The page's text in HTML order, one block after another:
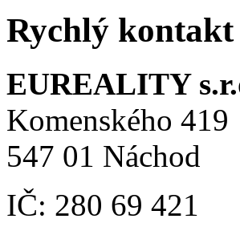
Rychlý kontakt
EUREALITY
Komenského 419
547 01 Náchod
IČ: 280 69 421